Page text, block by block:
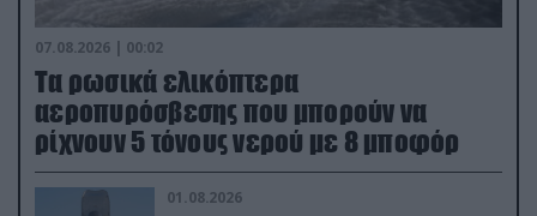
07.08.2026 | 00:02
Τα ρωσικά ελικόπτερα
αεροπυρόσβεσης που μπορούν να
ρίχνουν 5 τόνους νερού με 8 μποφόρ
01.08.2026